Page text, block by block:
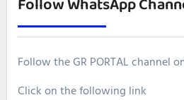
Follow the GR PORTAL channel
Click on the following link